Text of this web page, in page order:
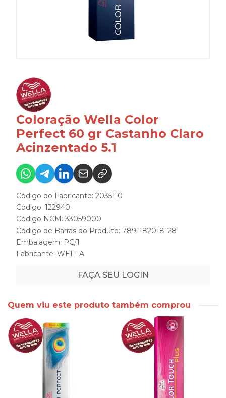
Coloração Wella Color
Perfect 60 gr Castanho Claro
Acinzentado 5.1
Código do Fabricante: 20351-0
Código: 122940
Código NCM: 33059000
Código de Barras do Produto: 7891182018128
Embalagem: PC/1
Fabricante: WELLA
FAÇA SEU LOGIN
Quem viu este produto também comprou